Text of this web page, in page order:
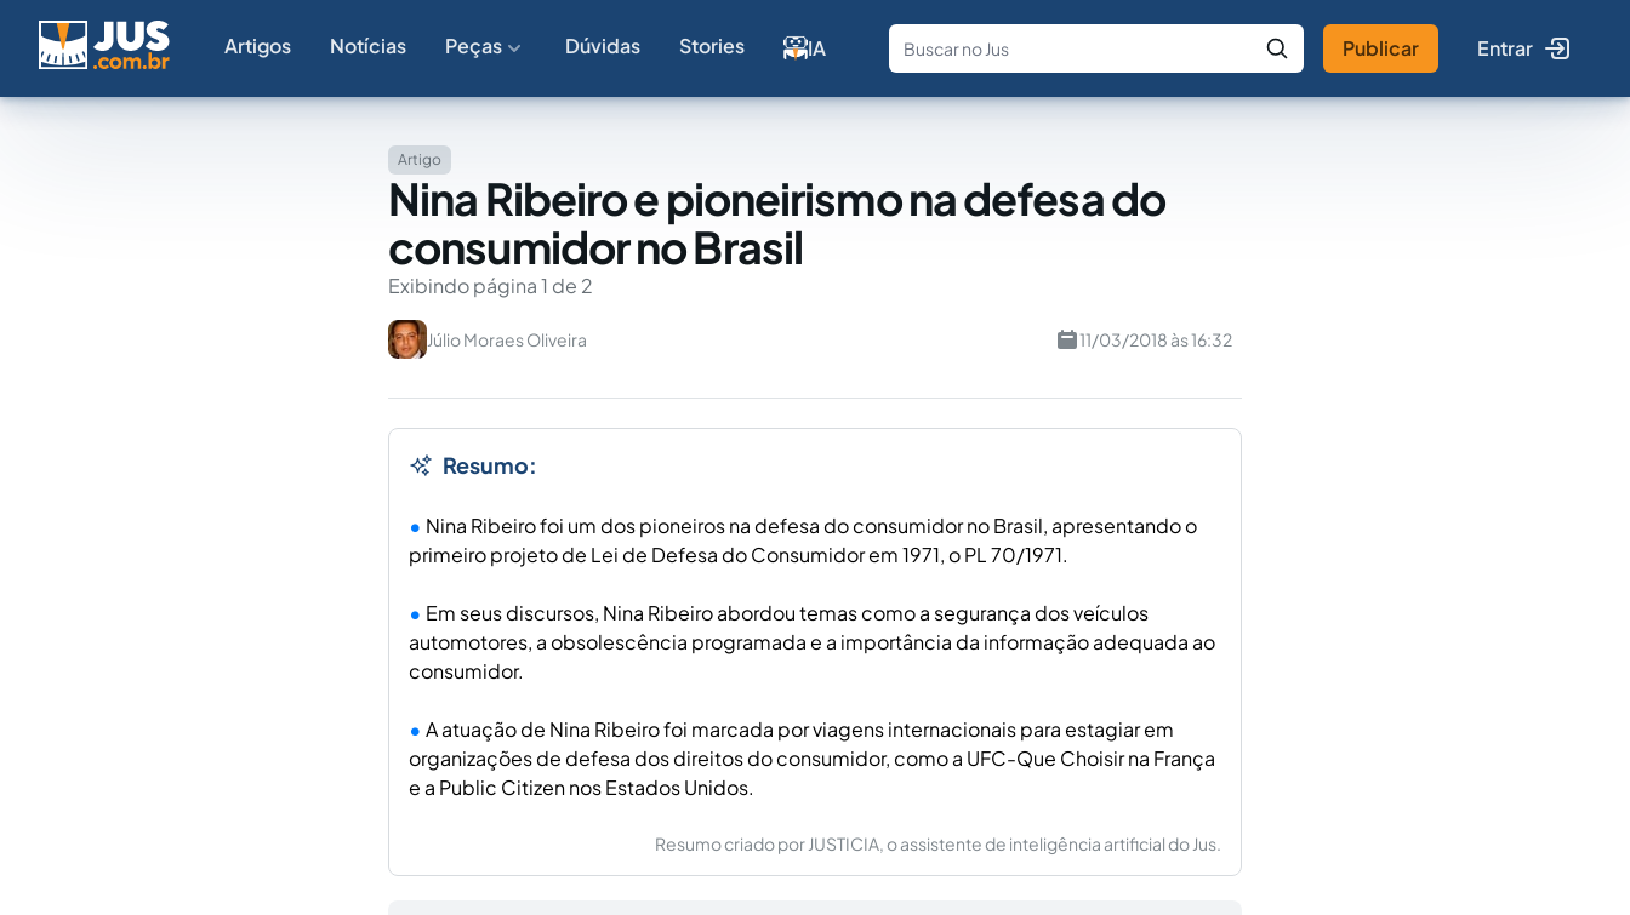
Artigos Notícias Peças Dúvidas Stories IA
Fale com a IA Buscar no Jus
Publicar Entrar
Artigo
Nina Ribeiro e pioneirismo na defesa do
consumidor no Brasil
Exibindo página 1 de 2
Júlio Moraes Oliveira 11/03/2018 às 16:32
Resumo:
Nina Ribeiro foi um dos pioneiros na defesa do consumidor no Brasil, apresentando o
primeiro projeto de Lei de Defesa do Consumidor em 1971, o PL 70/1971.
Em seus discursos, Nina Ribeiro abordou temas como a segurança dos veículos
automotores, a obsolescência programada e a importância da informação adequada ao
consumidor.
A atuação de Nina Ribeiro foi marcada por viagens internacionais para estagiar em
organizações de defesa dos direitos do consumidor, como a UFC-Que Choisir na França
e a Public Citizen nos Estados Unidos.
Resumo criado por JUSTICIA, o assistente de inteligência artificial do Jus.